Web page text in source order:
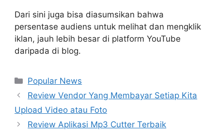
Dari sini juga bisa diasumsikan bahwa
persentase audiens untuk melihat dan mengklik
iklan, jauh lebih besar di platform YouTube
daripada di blog.
Categories
Popular News
Post
navigation
Review Vendor Yang Membayar Setiap Kita
Upload Video atau Foto
Review Aplikasi Mp3 Cutter Terbaik